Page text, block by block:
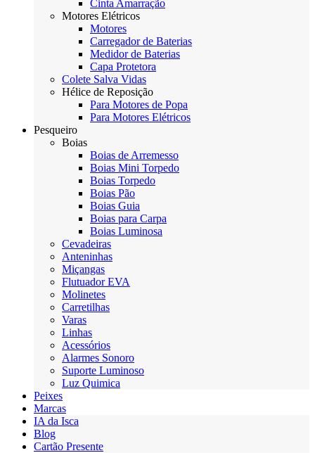
Cinta Amarração
Motores Elétricos
Motores
Carregador de Baterias
Medidor de Baterias
Capa Protetora
Colete Salva Vidas
Hélice de Reposição
Para Motores de Popa
Para Motores Elétricos
Pesqueiro
Boias
Boias de Arremesso
Boias Mini Torpedo
Boias Torpedo
Boias Pão
Boias Guia
Boias para Carpa
Boias Luminosa
Cevadeiras
Anteninhas
Miçangas
Flutuador EVA
Molinetes
Carretilhas
Varas
Linhas
Acessórios
Alarmes Sonoro
Suporte Luminoso
Luz Quimica
Peixes
Marcas
IA da Isca
Blog
Cartão Presente